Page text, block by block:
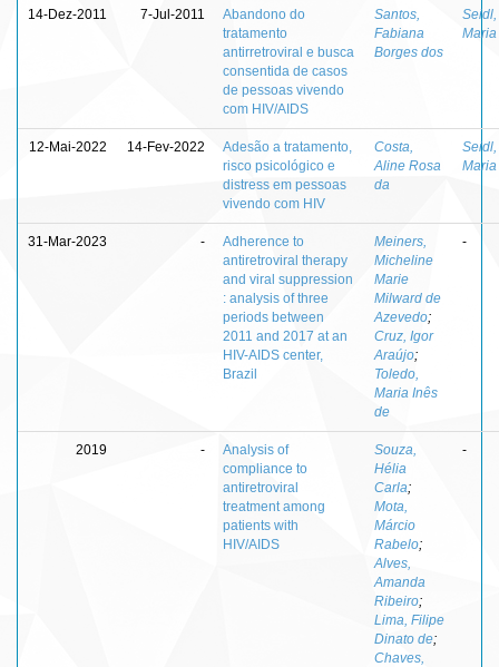
14-Dez-2011 7-Jul-2011
Abandono do
tratamento
antirretroviral e busca
consentida de casos
de pessoas vivendo
com HIV/AIDS
Santos,
Fabiana
Borges dos
12-Mai-2022 14-Fev-2022
Adesão a tratamento,
risco psicológico e
distress em pessoas
vivendo com HIV
Costa,
Aline Rosa
da
31-Mar-2023 -
Adherence to
antiretroviral therapy
and viral suppression
: analysis of three
periods between
2011 and 2017 at an
HIV-AIDS center,
Brazil
Meiners,
Micheline
Marie
Milward de
Azevedo;
Cruz, Igor
Araújo;
Toledo,
Maria Inês
de
-
2019 -
Analysis of
compliance to
antiretroviral
treatment among
patients with
HIV/AIDS
Souza,
Hélia
Carla;
Mota,
Márcio
Rabelo;
Alves,
Amanda
Ribeiro;
Lima, Filipe
Dinato de;
Chaves,
-